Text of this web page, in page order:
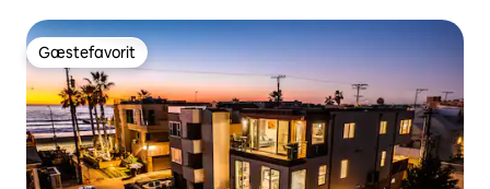
Gæstefavorit
Gæstefavorit